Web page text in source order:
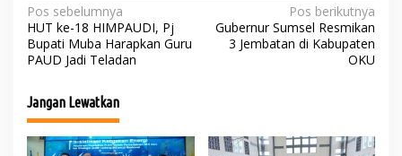
N
a
v
i
g
a
Pos sebelumnya
HUT ke-18 HIMPAUDI, Pj
Bupati Muba Harapkan Guru
PAUD Jadi Teladan
Pos berikutnya
Gubernur Sumsel Resmikan
3 Jembatan di Kabupaten
OKU
Jangan Lewatkan